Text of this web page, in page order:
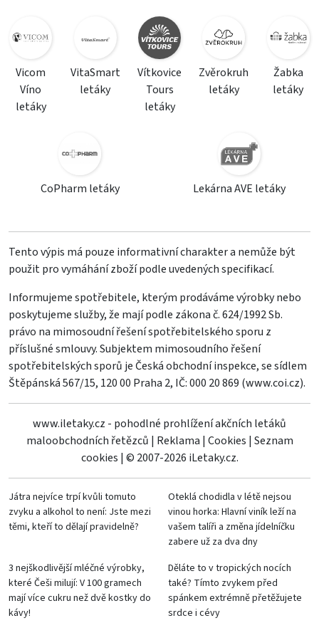
Vicom
Víno
letáky
VitaSmart
letáky
Vítkovice
Tours
letáky
Zvěrokruh
letáky
Žabka
letáky
CoPharm letáky Lekárna AVE letáky
Tento výpis má pouze informativní charakter a nemůže být
použit pro vymáhání zboží podle uvedených specifikací.
Informujeme spotřebitele, kterým prodáváme výrobky nebo
poskytujeme služby, že mají podle zákona č. 624/1992 Sb.
právo na mimosoudní řešení spotřebitelského sporu z
příslušné smlouvy. Subjektem mimosoudního řešení
spotřebitelských sporů je Česká obchodní inspekce, se sídlem
Štěpánská 567/15, 120 00 Praha 2, IČ: 000 20 869 (www.coi.cz).
www.iletaky.cz - pohodlné prohlížení akčních letáků
maloobchodních řetězců | Reklama | Cookies | Seznam
cookies | © 2007-2026 iLetaky.cz.
Játra nejvíce trpí kvůli tomuto
zvyku a alkohol to není: Jste mezi
těmi, kteří to dělají pravidelně?
Oteklá chodidla v létě nejsou
vinou horka: Hlavní viník leží na
vašem talíři a změna jídelníčku
zabere už za dva dny
3 nejškodlivější mléčné výrobky,
které Češi milují: V 100 gramech
mají více cukru než dvě kostky do
kávy!
Děláte to v tropických nocích
také? Tímto zvykem před
spánkem extrémně přetěžujete
srdce i cévy